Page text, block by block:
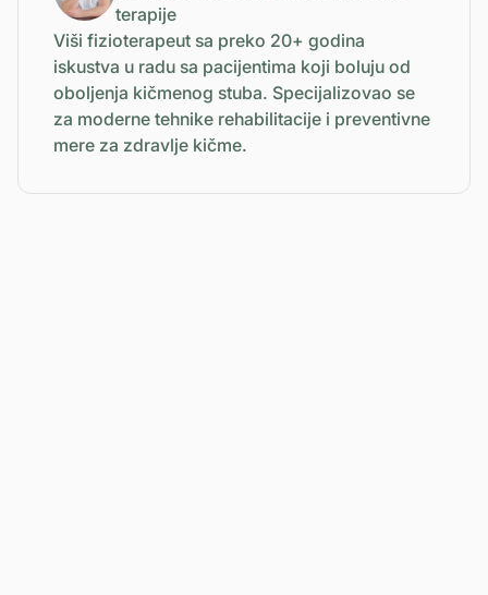
terapije
Viši fizioterapeut sa preko 20+ godina
iskustva u radu sa pacijentima koji boluju od
oboljenja kičmenog stuba. Specijalizovao se
za moderne tehnike rehabilitacije i preventivne
mere za zdravlje kičme.